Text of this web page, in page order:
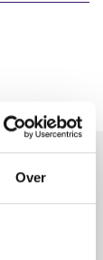
Over
o
r
e
s